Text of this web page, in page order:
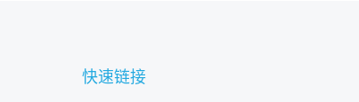
快速链接